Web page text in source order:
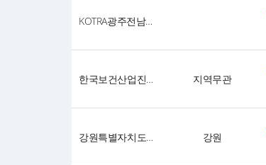
KOTRA광주전남지원본부
한국보건산업진흥원 지역무관
강원특별자치도경제진흥원 강원